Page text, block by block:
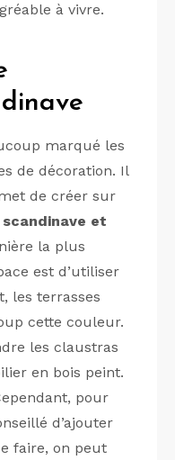
à vivre.
marqué les
de décoration. Il
de créer sur
et
la plus
est d’utiliser
les terrasses
cette couleur.
les claustras
en bois peint.
pour
d’ajouter
faire, on peut